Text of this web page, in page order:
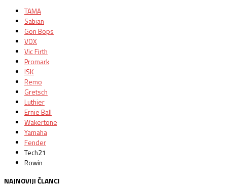
TAMA
Sabian
Gon Bops
VOX
Vic Firth
Promark
ISK
Remo
Gretsch
Luthier
Ernie Ball
Wakertone
Yamaha
Fender
Tech21
Rowin
NAJNOVIJI ČLANCI